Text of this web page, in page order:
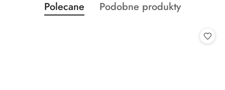
Pomiń karuzelę produktów
Produkty
o
Polecane
Produkty
Podobne produkty